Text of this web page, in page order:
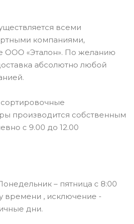
всеми
компаниями,
ООО «Эталон». По желанию
абсолютно любой
производится собственным
с 9.00 до 12.00
– пятница с 8:00
времени , исключение -
дни.